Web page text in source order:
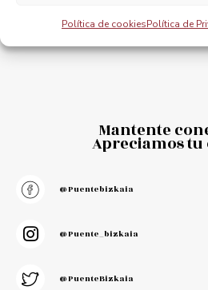
Política de cookiesPolítica de
Mantente
Apreciamos
@puentebizkaia
@puente_bizkaia
@PuenteBizkaia